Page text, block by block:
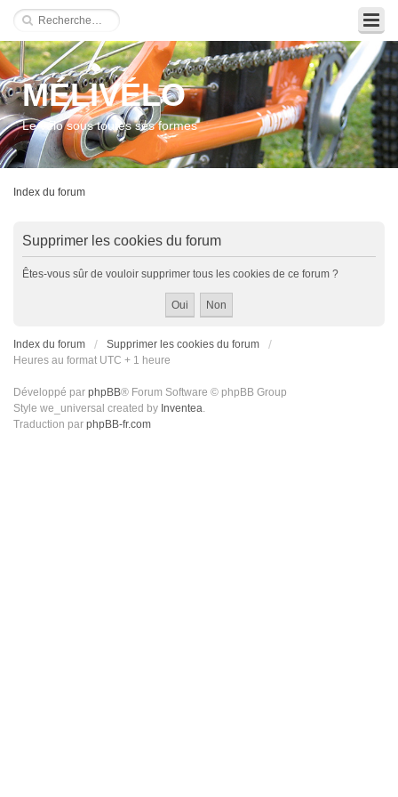
MÉLIVÉLO
Le vélo sous toutes ses formes
Index du forum
Supprimer les cookies du forum
Êtes-vous sûr de vouloir supprimer tous les cookies de ce forum ?
Index du forum
Supprimer les cookies du forum
Heures au format UTC + 1 heure
Développé par phpBB® Forum Software © phpBB Group
Style we_universal created by Inventea.
Traduction par phpBB-fr.com